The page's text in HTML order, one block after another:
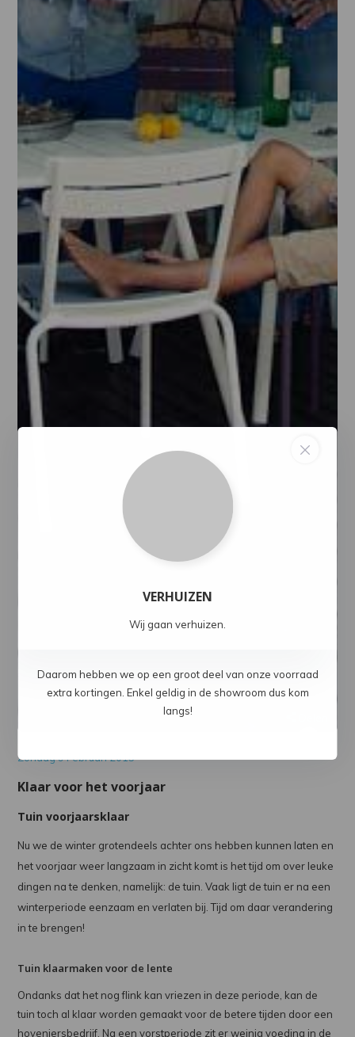
Zondag 9 Februari 2015
Klaar voor het voorjaar
Tuin voorjaarsklaar
Nu we de winter grotendeels achter ons hebben kunnen laten en
het voorjaar weer langzaam in zicht komt is het tijd om over leuke
dingen na te denken, namelijk: de tuin. Vaak ligt de tuin er na een
winterperiode eenzaam en verlaten bij. Tijd om daar verandering
in te brengen!
Tuin klaarmaken voor de lente
Ondanks dat het nog flink kan vriezen in deze periode, kan de
tuin toch al klaar worden gemaakt voor de betere tijden door een
hoveniersbedrijf. Na een vorstperiode zit er weinig voeding in de
VERHUIZEN
Wij gaan verhuizen.
Daarom hebben we op een groot deel van onze voorraad
extra kortingen. Enkel geldig in de showroom dus kom
langs!